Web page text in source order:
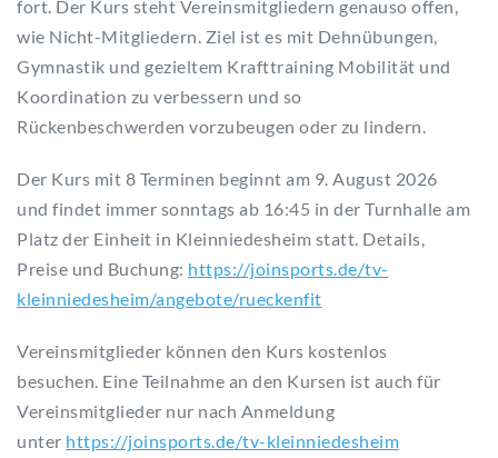
fort. Der Kurs steht Vereinsmitgliedern genauso offen,
wie Nicht-Mitgliedern. Ziel ist es mit Dehnübungen,
Gymnastik und gezieltem Krafttraining Mobilität und
Koordination zu verbessern und so
Rückenbeschwerden vorzubeugen oder zu lindern.
Der Kurs mit 8 Terminen beginnt am 9. August 2026
und findet immer sonntags ab 16:45 in der Turnhalle am
Platz der Einheit in Kleinniedesheim statt. Details,
Preise und Buchung: https://joinsports.de/tv-
kleinniedesheim/angebote/rueckenfit
Vereinsmitglieder können den Kurs kostenlos
besuchen. Eine Teilnahme an den Kursen ist auch für
Vereinsmitglieder nur nach Anmeldung
unter https://joinsports.de/tv-kleinniedesheim